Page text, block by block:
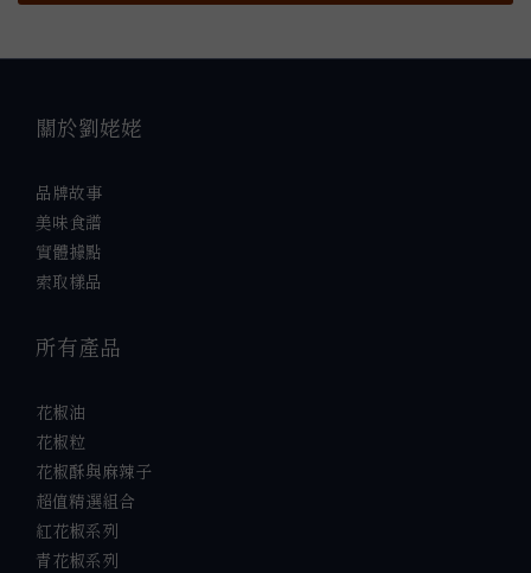
關於劉姥姥
品牌故事
美味食譜
實體據點
索取樣品
所有產品
花椒油
花椒粒
花椒酥與麻辣子
超值精選組合
紅花椒系列
青花椒系列